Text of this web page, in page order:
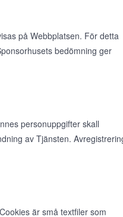
på Webbplatsen. För detta
bedömning ger
personuppgifter skall
av Tjänsten.
är små textfiler som